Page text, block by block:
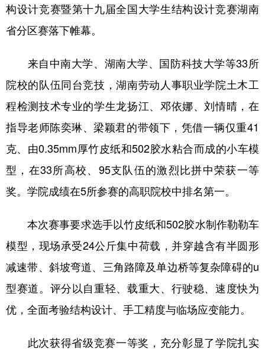
文化 书画 健康 军事
法律 中央文件 金融 汽车
食品 人居 信息化 数字经济
学术中国 乡村振兴 银龄 溯源中国
彩票 娱乐 时尚 悦读
公益 一带一路 亚太网 上市公司
地方频道
北京 天津 河北 山西
辽宁 吉林 上海 江苏
浙江 安徽 福建 江西
构设计竞赛暨第十九届全国大学生结构设计竞赛湖南
省分区赛落下帷幕。
来自中南大学、湖南大学、国防科技大学等33所
院校的队伍同台竞技，湖南劳动人事职业学院土木工
程检测技术专业的学生龙扬江、邓依娜、刘情晴，在
指导老师陈奕琳、梁颖君的带领下，凭借一辆仅重41
克、由0.35mm厚竹皮纸和502胶水粘合而成的小车模
型，在33所高校、95支队伍的激烈比拼中荣获一等
奖。学院成绩在5所参赛的高职院校中排名第一。
本次赛事要求选手以竹皮纸和502胶水制作勒勒车
模型，现场承受24公斤集中荷载，并穿越含有半圆形
减速带、斜坡弯道、三角路障及单边桥等复杂障碍的u
型赛道。评分以自重轻、载重大、行驶稳、速度快为
优，全面考验结构设计、手工精度与临场应变能力。
此次获得省级竞赛一等奖，充分彰显了学院扎实